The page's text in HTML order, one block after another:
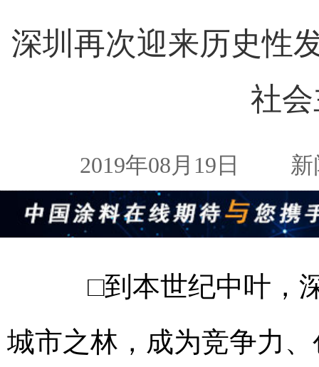
深圳再次迎来历史性
社
2019年08月19日 新
□到本世纪中叶，深
城市之林，成为竞争力